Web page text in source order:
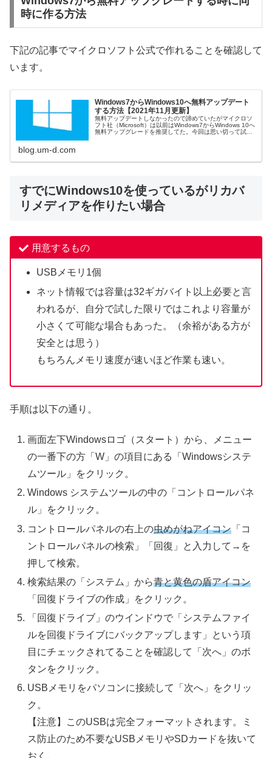
時に作る方法
下記の記事でマイクロソフト公式で作れることを確認して
います。
Windows7からWindows10へ無料アップデート
する方法【2021年11月更新】
無料アップデートしなかったので諦めていたがマイクロソ
フト社（Microsoft）は以前はWindows7からWindows 10へ
無料アップグレードを推奨してた。今回は思い切って試し
blog.um-d.com
すでにWindows10を使っているがリカバ
リメディアを作りたい場合
用意するもの
USBメモリ1個
ネット情報では容量は32ギガバイト以上必要と言
われるが、自分で試した限りではこれより容量が
小さくて可能な場合もあった。（余裕がある方が
安全とは思う）
もちろんメモリ速度が速いほど作業も速い。
手順は以下の通り。
画面左下Windowsロゴ（スタート）から、メニュー
の一番下の方「W」の項目にある「Windowsシステ
ムツール」をクリック。
Windows システムツールの中の「コントロールパネ
ル」をクリック。
コントロールパネルの右上の虫めがねアイコン 「コ
ントロールパネルの検索」「回復」と入力して→を
押して検索。
検索結果の「システム」から青と黄色の盾アイコン
「回復ドライブの作成」をクリック。
「回復ドライブ」のウインドウで「システムファイ
ルを回復ドライブにバックアップします」という項
目にチェックされてることを確認して「次へ」のボ
タンをクリック。
USBメモリをパソコンに接続して「次へ」をクリッ
ク。
【注意】このUSBは完全フォーマットされます。ミ
ス防止のため不要なUSBメモリやSDカードを抜いて
おく。